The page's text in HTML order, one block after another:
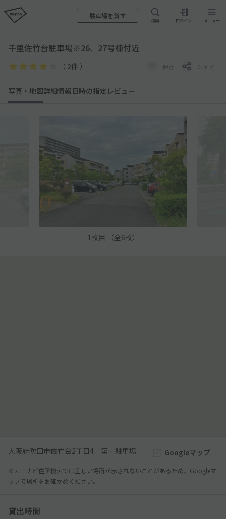
駐車場を貸す
検索 ログイン メニュー
千里佐竹台駐車場※26、27号棟付近
（ 2件 ） 保存 シェア
写真・地図詳細情報日時の指定 レビュー
1 枚目 （全6枚）
大阪府吹田市佐竹台2丁目4 第一駐車場 Googleマップ
※カーナビ住所検索では正しい場所が示されないことがあるため、Googleマ
ップで場所をお確かめください。
貸出時間